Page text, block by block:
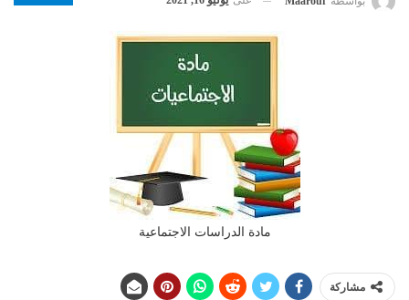
مادة الدراسات الاجتماعية
مشاركة